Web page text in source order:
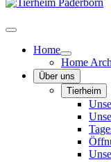
Home
Home
Über uns
Tierheim